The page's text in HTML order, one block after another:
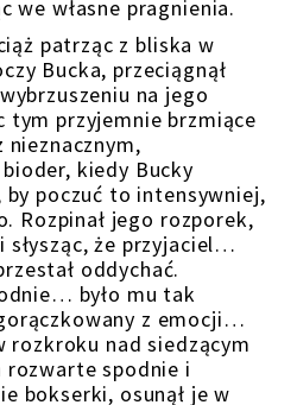
we własne pragnienia.
patrząc z bliska w
Bucka, przeciągnął
na jego
tym przyjemnie brzmiące
nieznacznym,
kiedy Bucky
by poczuć to intensywniej,
Rozpinał jego rozporek,
że przyjaciel…
oddychać.
było mu tak
z emocji…
rozkroku nad siedzącym
rozwarte spodnie i
bokserki, osunął je w